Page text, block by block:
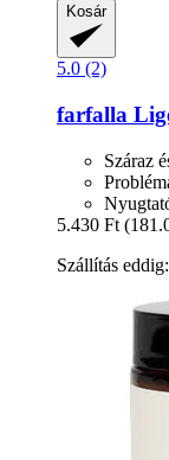
Kosár
5.0 (2)
farfalla
Száraz
5.430 Ft
Szállítás